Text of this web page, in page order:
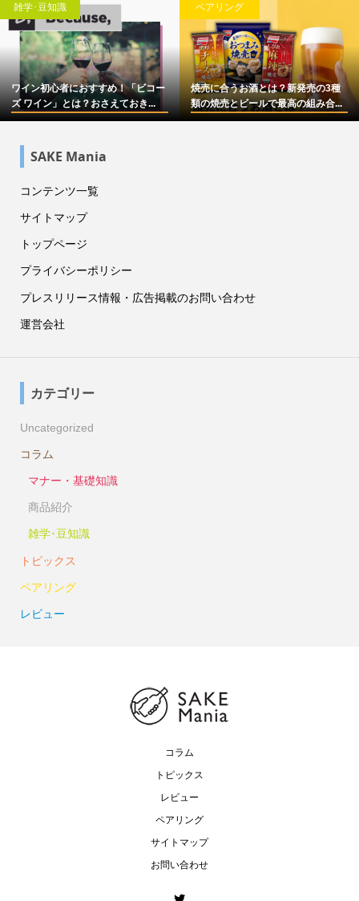
雑学･豆知識
ワイン初心者におすすめ！「ビコー
ズ ワイン」とは？おさえておき...
ペアリング
焼売に合うお酒とは？新発売の3種
類の焼売とビールで最高の組み合...
SAKE Mania
コンテンツ一覧
サイトマップ
トップページ
プライバシーポリシー
プレスリリース情報・広告掲載のお問い合わせ
運営会社
カテゴリー
Uncategorized
コラム
マナー・基礎知識
商品紹介
雑学･豆知識
トピックス
ペアリング
レビュー
コラム
トピックス
レビュー
ペアリング
サイトマップ
お問い合わせ